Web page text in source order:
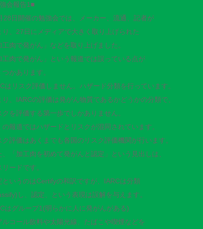
会報告1■
28日開催の勉強会では、メーカー、流通、記者が
り、27日にメディアで大きく取り上げられた
工肉で発がん」などを取り上げました。
工肉で発がん」という報道では誤っている点が
つかあります。
はリスク評価しません。ハザード分類を行っています。
り、IARCの評価は発がん物質であるかどうかの分類で、
クを評価する第一歩でしかありません。
の報道ではハザードとリスクが混同されています。
ク評価はあくまでも各国のリスク評価機関が行います。
、「加工肉を初めて発がんと認定」という見出しは、
リードです。
というのはCertifyの和訳ですが、IARCは分類
し、認定、という表現は誤解を与えます。
はグループ1(明らかに人に発がんがある)
ルコール飲料や太陽光線、たばこや喫煙などを